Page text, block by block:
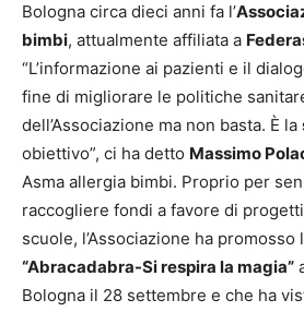
Bologna circa dieci anni fa l’
bimbi, attualmente affiliata a
“L’informazione ai pazienti e il
fine di migliorare le politiche
dell’Associazione ma non basta. È la
obiettivo”, ci ha detto Massimo
Asma allergia bimbi. Proprio per
raccogliere fondi a favore di
scuole, l’Associazione ha
“Abracadabra-Si respira la magia”
Bologna il 28 settembre e che ha